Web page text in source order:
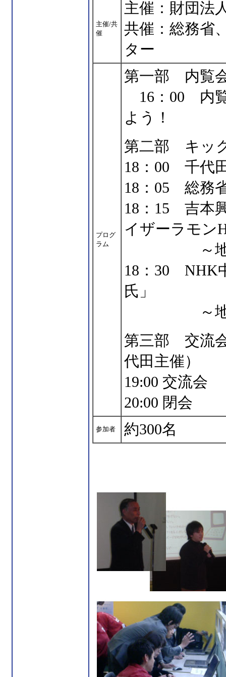
主催/共
催
主催：財団法
共催：総務省
ター
プログ
ラム
第一部 内覧
16：00 内
よう！
第二部 キッ
18：00 千代
18：05 総務
18：15 吉本
イザーラモン
～地域
18：30 NHK
氏」
～地域
第三部 交流
代田主催）
19:00 交流会
20:00 閉会
参加者 約300名